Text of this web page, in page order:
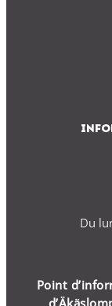
Du
Point